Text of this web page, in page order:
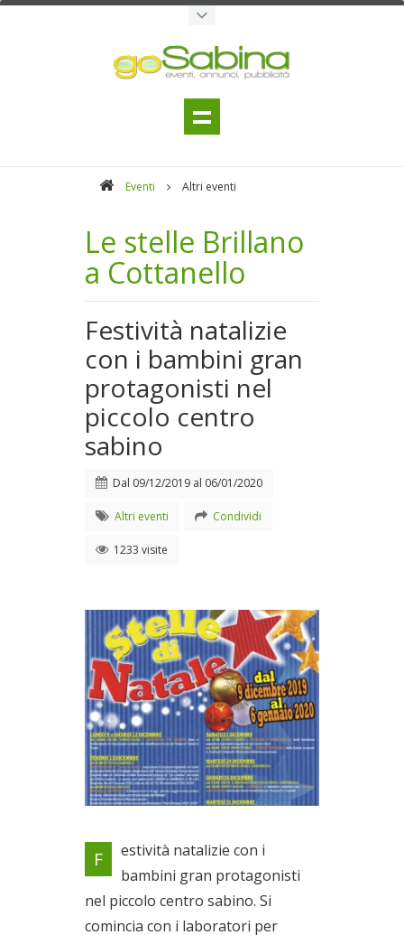
Eventi Altri eventi
Le stelle Brillano
a Cottanello
Festività natalizie
con i bambini gran
protagonisti nel
piccolo centro
sabino
Dal 09/12/2019 al 06/01/2020
Altri eventi Condividi
1233 visite
Festività natalizie con i
bambini gran protagonisti nel
piccolo centro sabino
Dal 09/12/2019 al
06/01/2020
F
estività natalizie con i
bambini gran protagonisti
nel piccolo centro sabino. Si
comincia con i laboratori per